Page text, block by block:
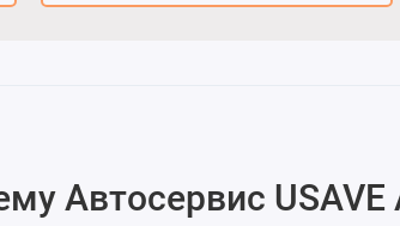
Автосервис USAVE